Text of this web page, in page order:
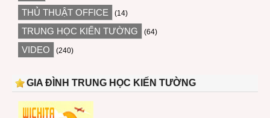
THỦ THUẬT OFFICE (14)
TRUNG HỌC KIẾN TƯỜNG (64)
VIDEO (240)
GIA ĐÌNH TRUNG HỌC KIẾN TƯỜNG